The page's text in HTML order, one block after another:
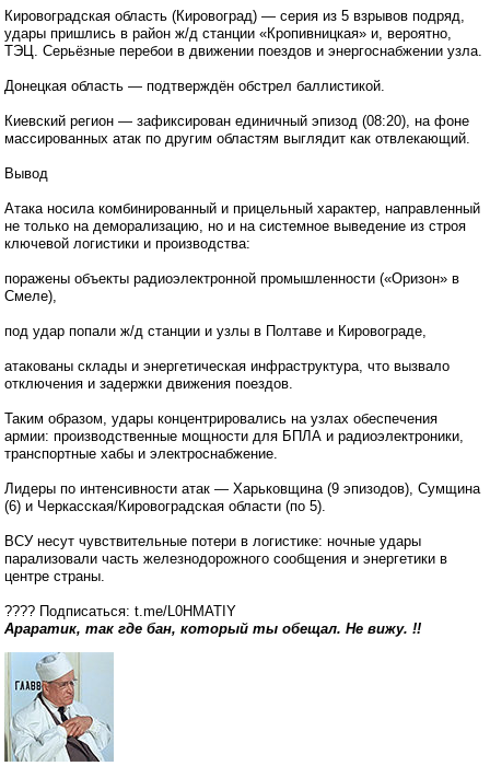
Кировоградская область (Кировоград) — серия из 5 взрывов подряд,
удары пришлись в район ж/д станции «Кропивницкая» и, вероятно,
ТЭЦ. Серьёзные перебои в движении поездов и энергоснабжении узла.
Донецкая область — подтверждён обстрел баллистикой.
Киевский регион — зафиксирован единичный эпизод (08:20), на фоне
массированных атак по другим областям выглядит как отвлекающий.
Вывод
Атака носила комбинированный и прицельный характер, направленный
не только на деморализацию, но и на системное выведение из строя
ключевой логистики и производства:
поражены объекты радиоэлектронной промышленности («Оризон» в
Смеле),
под удар попали ж/д станции и узлы в Полтаве и Кировограде,
атакованы склады и энергетическая инфраструктура, что вызвало
отключения и задержки движения поездов.
Таким образом, удары концентрировались на узлах обеспечения
армии: производственные мощности для БПЛА и радиоэлектроники,
транспортные хабы и электроснабжение.
Лидеры по интенсивности атак — Харьковщина (9 эпизодов), Сумщина
(6) и Черкасская/Кировоградская области (по 5).
ВСУ несут чувствительные потери в логистике: ночные удары
парализовали часть железнодорожного сообщения и энергетики в
центре страны.
???? Подписаться: t.me/L0HMATIY
Араратик, так где бан, который ты обещал. Не вижу. !!